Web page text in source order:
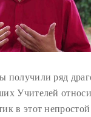
получили ряд
Учителей
в этот